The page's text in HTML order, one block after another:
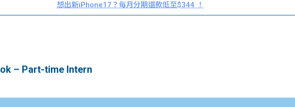
大學生學費
大專生筍
Exchang
園贊助
想出新iPhone17？每月分期還款低至$344 ！
– Part-time Intern